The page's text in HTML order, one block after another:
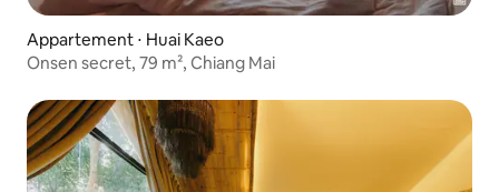
Appartement ⋅ Huai Kaeo
Onsen secret, 79 m², Chiang Mai